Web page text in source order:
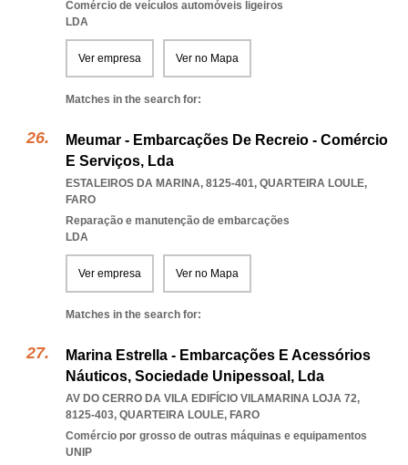
Comércio de veículos automóveis ligeiros
LDA
Ver empresa Ver no Mapa
Matches in the search for:
Meumar - Embarcações De Recreio - Comércio
E Serviços, Lda
ESTALEIROS DA MARINA, 8125-401, QUARTEIRA LOULE,
FARO
Reparação e manutenção de embarcações
LDA
Ver empresa Ver no Mapa
Matches in the search for:
Marina Estrella - Embarcações E Acessórios
Náuticos, Sociedade Unipessoal, Lda
AV DO CERRO DA VILA EDIFÍCIO VILAMARINA LOJA 72,
8125-403, QUARTEIRA LOULE, FARO
Comércio por grosso de outras máquinas e equipamentos
UNIP